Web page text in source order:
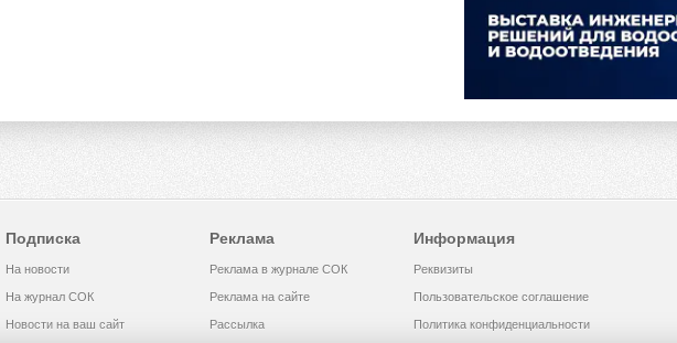
Подписка
На новости
На журнал СОК
Новости на ваш сайт
Реклама
Реклама в журнале СОК
Реклама на сайте
Рассылка
Информация
Реквизиты
Пользовательское соглашение
Политика конфиденциальности